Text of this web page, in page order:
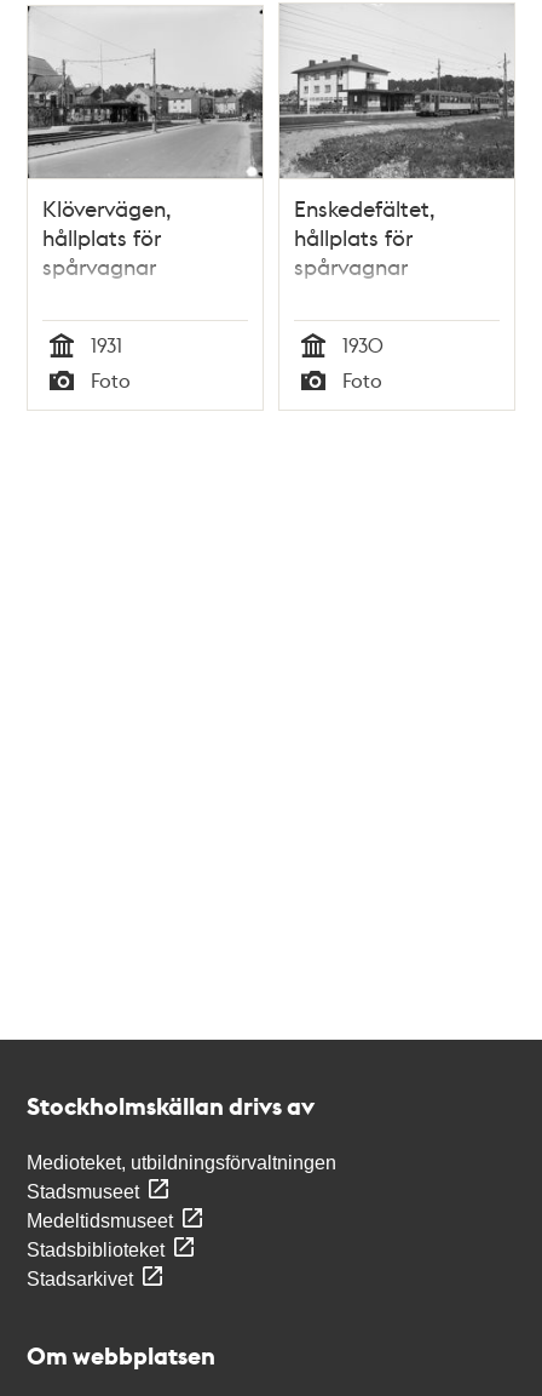
Klövervägen,
hållplats för
spårvagnar
Tid
1931
Typ
Foto
Enskedefältet,
hållplats för
spårvagnar
Tid
1930
Typ
Foto
Stockholmskällan drivs av
Medioteket, utbildningsförvaltningen
Stadsmuseet
Medeltidsmuseet
Stadsbiblioteket
Stadsarkivet
Om webbplatsen